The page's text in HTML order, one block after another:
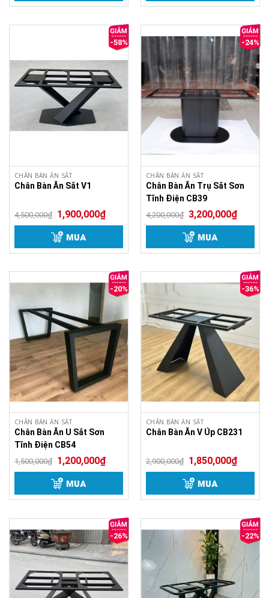
-58%
CHÂN BÀN ĂN SẮT
Chân Bàn Ăn Sắt V1
4,500,000₫ 1,900,000₫
MUA
-24%
CHÂN BÀN ĂN SẮT
Chân Bàn Ăn Trụ Sắt Sơn
Tĩnh Điện CB39
4,200,000₫ 3,200,000₫
MUA
-20%
CHÂN BÀN ĂN SẮT
Chân Bàn Ăn U Sắt Sơn
Tĩnh Điện CB54
1,500,000₫ 1,200,000₫
MUA
-36%
CHÂN BÀN ĂN SẮT
Chân Bàn Ăn V Úp CB231
2,900,000₫ 1,850,000₫
MUA
-26% -22%